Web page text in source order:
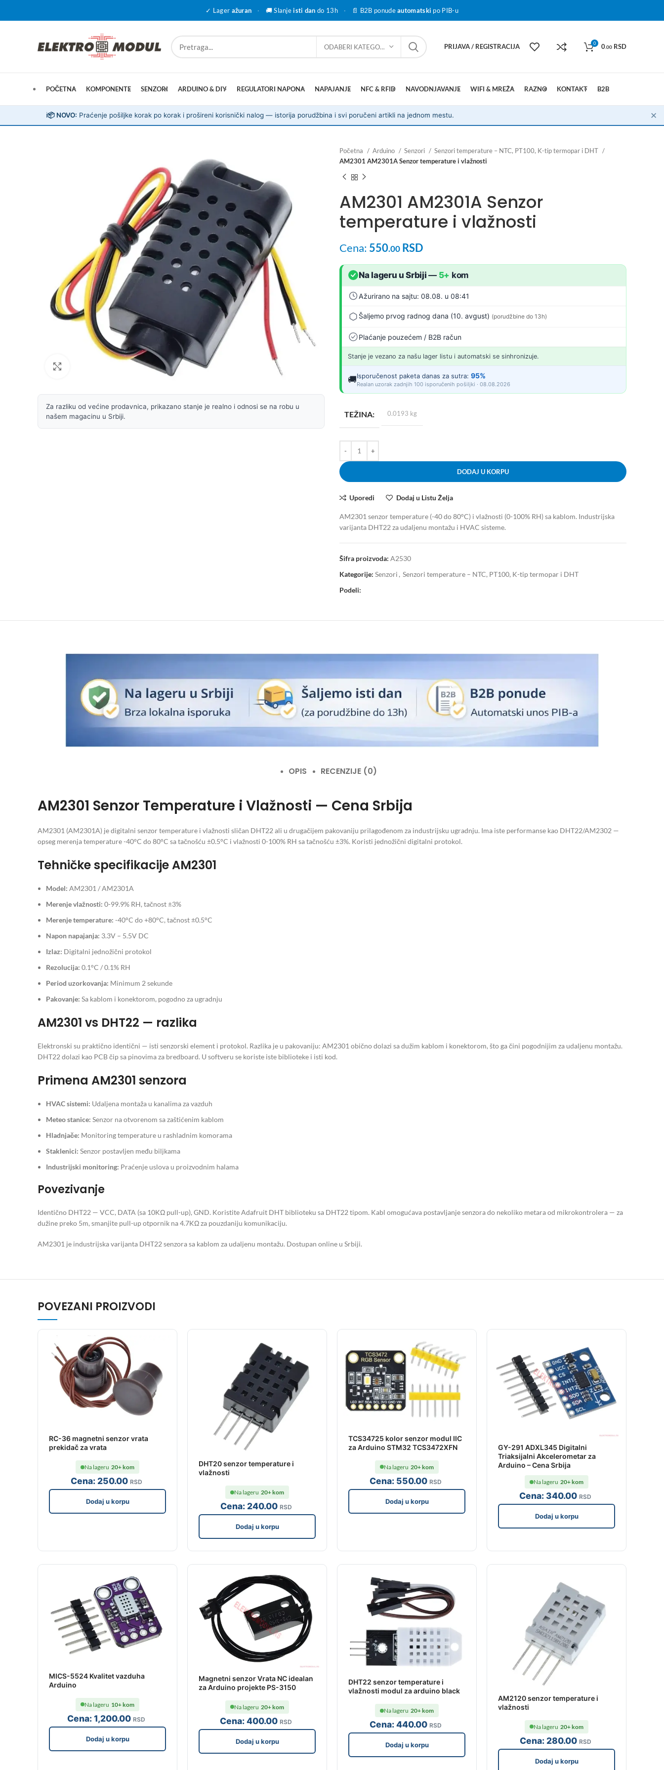
✓ Lager ažuran · 🚚 Slanjeisti dan do 13h · 📄 B2B ponudeautomatski po PIB-u
ODABERI KATEGORIJU PRIJAVA / REGISTRACIJA 0 0.00 RSD
POČETNA KOMPONENTE SENZORI ARDUINO & DIY REGULATORI NAPONA NAPAJANJE NFC & RFID NAVODNJAVANJE WIFI & MREŽA RAZNO KONTAKT B2B
ℹ️📦 NOVO: Praćenje pošiljke korak po korak i prošireni korisnički nalog — istorija porudžbina i svi poručeni artikli na jednom mestu. ✕
Za razliku od većine prodavnica, prikazano stanje je realno i odnosi se na robu u
našem magacinu u Srbiji.
Početna Arduino Senzori
Senzori temperature – NTC, PT100, K-tip termopar i DHT
AM2301 AM2301A Senzor temperature i vlažnosti
AM2301 AM2301A Senzor
temperature i vlažnosti
Cena: 550.00 RSD
Na lageru u Srbiji — 5+ kom
Ažurirano na sajtu: 08.08. u 08:41
Šaljemo prvog radnog dana (10. avgust) (porudžbine do 13h)
Plaćanje pouzećem / B2B račun
Stanje je vezano za našu lager listu i automatski se sinhronizuje.
🚚Isporučenost paketa danas za sutra: 95%
Realan uzorak zadnjih 100 isporučenih pošiljki · 08.08.2026
TEŽINA 0.0193 kg
DODAJ U KORPU
Uporedi Dodaj u Listu Želja
AM2301 senzor temperature (-40 do 80°C) i vlažnosti (0-100% RH) sa kablom. Industrijska
varijanta DHT22 za udaljenu montažu i HVAC sisteme.
Šifra proizvoda: A2530
Kategorije: Senzori , Senzori temperature – NTC, PT100, K-tip termopar i DHT
Podeli:
OPIS RECENZIJE (0)
AM2301 Senzor Temperature i Vlažnosti — Cena Srbija
AM2301 (AM2301A) je digitalni senzor temperature i vlažnosti sličan DHT22 ali u drugačijem pakovaniju prilagođenom za industrijsku ugradnju. Ima iste performanse kao DHT22/AM2302 —
opseg merenja temperature -40°C do 80°C sa tačnošću ±0.5°C i vlažnosti 0-100% RH sa tačnošću ±3%. Koristi jednožični digitalni protokol.
Tehničke specifikacije AM2301
Model: AM2301 / AM2301A
Merenje vlažnosti: 0-99.9% RH, tačnost ±3%
Merenje temperature: -40°C do +80°C, tačnost ±0.5°C
Napon napajanja: 3.3V – 5.5V DC
Izlaz: Digitalni jednožični protokol
Rezolucija: 0.1°C / 0.1% RH
Period uzorkovanja: Minimum 2 sekunde
Pakovanje: Sa kablom i konektorom, pogodno za ugradnju
AM2301 vs DHT22 — razlika
Elektronski su praktično identični — isti senzorski element i protokol. Razlika je u pakovaniju: AM2301 obično dolazi sa dužim kablom i konektorom, što ga čini pogodnijim za udaljenu montažu.
DHT22 dolazi kao PCB čip sa pinovima za bredboard. U softveru se koriste iste biblioteke i isti kod.
Primena AM2301 senzora
HVAC sistemi: Udaljena montaža u kanalima za vazduh
Meteo stanice: Senzor na otvorenom sa zaštićenim kablom
Hladnjače: Monitoring temperature u rashladnim komorama
Staklenici: Senzor postavljen među biljkama
Industrijski monitoring: Praćenje uslova u proizvodnim halama
Povezivanje
Identično DHT22 — VCC, DATA (sa 10KΩ pull-up), GND. Koristite Adafruit DHT biblioteku sa DHT22 tipom. Kabl omogućava postavljanje senzora do nekoliko metara od mikrokontrolera — za
dužine preko 5m, smanjite pull-up otpornik na 4.7KΩ za pouzdaniju komunikaciju.
AM2301 je industrijska varijanta DHT22 senzora sa kablom za udaljenu montažu. Dostupan online u Srbiji.
POVEZANI PROIZVODI
RC-36 magnetni senzor vrata
prekidač za vrata
Cena: 250.00 RSD
Na lageru 20+ kom
Dodaj u korpu
DHT20 senzor temperature i
vlažnosti
Cena: 240.00 RSD
Na lageru 20+ kom
Dodaj u korpu
TCS34725 kolor senzor modul IIC
za Arduino STM32 TCS3472XFN
Cena: 550.00 RSD
Na lageru 20+ kom
Dodaj u korpu
GY-291 ADXL345 Digitalni
Triaksijalni Akcelerometar za
Arduino – Cena Srbija
Cena:340.00 RSD
Na lageru 20+ kom
Dodaj u korpu
MICS-5524 Kvalitet vazduha
Arduino
Cena:1,200.00 RSD
Na lageru 10+ kom
Dodaj u korpu
Magnetni senzor Vrata NC idealan
za Arduino projekte PS-3150
Cena:400.00 RSD
Na lageru 20+ kom
Dodaj u korpu
DHT22 senzor temperature i
vlažnosti modul za arduino black
Cena:440.00 RSD
Na lageru 20+ kom
Dodaj u korpu
AM2120 senzor temperature i
vlažnosti
Cena: 280.00 RSD
Na lageru 20+ kom
Dodaj u korpu